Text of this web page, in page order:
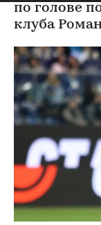
по голове
клуба